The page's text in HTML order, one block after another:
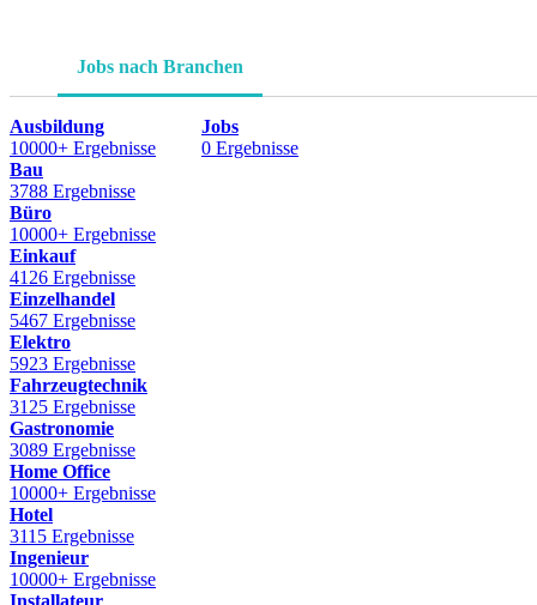
Jobs nach Branchen
Ausbildung
10000+ Ergebnisse
Bau
3788 Ergebnisse
Büro
10000+ Ergebnisse
Einkauf
4126 Ergebnisse
Einzelhandel
5467 Ergebnisse
Elektro
5923 Ergebnisse
Fahrzeugtechnik
3125 Ergebnisse
Gastronomie
3089 Ergebnisse
Home Office
10000+ Ergebnisse
Hotel
3115 Ergebnisse
Ingenieur
10000+ Ergebnisse
Installateur
Jobs
0 Ergebnisse